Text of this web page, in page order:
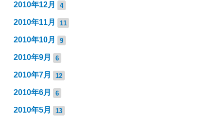
2010年12月 4
2010年11月 11
2010年10月 9
2010年9月 6
2010年7月 12
2010年6月 6
2010年5月 13